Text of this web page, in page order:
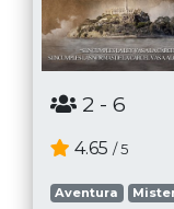
2 - 6
4.65 / 5
Aventura